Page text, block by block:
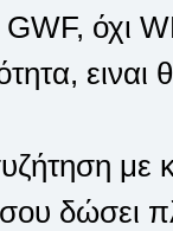
όχι
δώσει